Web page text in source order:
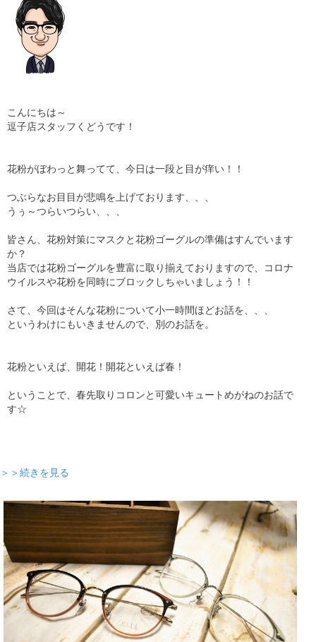
ブログ
採用
こんにちは～
逗子店スタッフくどうです！
花粉がぼわっと舞ってて、今日は一段と目が痒い！！
つぶらなお目目が悲鳴を上げております、、、
うぅ～つらいつらい、、、
皆さん、花粉対策にマスクと花粉ゴーグルの準備はすんでいます
か？
当店では花粉ゴーグルを豊富に取り揃えておりますので、コロナ
ウイルスや花粉を同時にブロックしちゃいましょう！！
さて、今回はそんな花粉について小一時間ほどお話を、、、
というわけにもいきませんので、別のお話を。
花粉といえば、開花！開花といえば春！
ということで、春先取りコロンと可愛いキュートめがねのお話で
す☆
＞＞続きを見る